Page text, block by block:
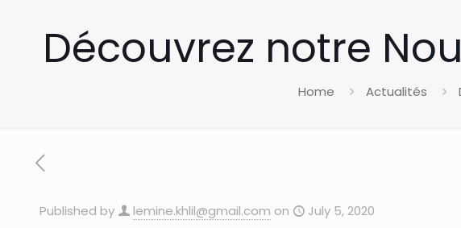
Découvrez notre
Home Actualités
Published by lemine.khlil@gmail.com on July 5, 2020